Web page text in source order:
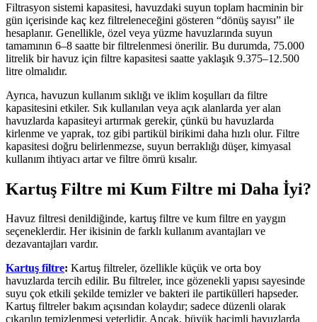
Filtrasyon sistemi kapasitesi, havuzdaki suyun toplam hacminin bir
gün içerisinde kaç kez filtreleneceğini gösteren “dönüş sayısı” ile
hesaplanır. Genellikle, özel veya yüzme havuzlarında suyun
tamamının 6–8 saatte bir filtrelenmesi önerilir. Bu durumda, 75.000
litrelik bir havuz için filtre kapasitesi saatte yaklaşık 9.375–12.500
litre olmalıdır.
Ayrıca, havuzun kullanım sıklığı ve iklim koşulları da filtre
kapasitesini etkiler. Sık kullanılan veya açık alanlarda yer alan
havuzlarda kapasiteyi artırmak gerekir, çünkü bu havuzlarda
kirlenme ve yaprak, toz gibi partikül birikimi daha hızlı olur. Filtre
kapasitesi doğru belirlenmezse, suyun berraklığı düşer, kimyasal
kullanım ihtiyacı artar ve filtre ömrü kısalır.
Kartuş Filtre mi Kum Filtre mi Daha İyi?
Havuz filtresi denildiğinde, kartuş filtre ve kum filtre en yaygın
seçeneklerdir. Her ikisinin de farklı kullanım avantajları ve
dezavantajları vardır.
Kartuş filtre: Kartuş filtreler, özellikle küçük ve orta boy
havuzlarda tercih edilir. Bu filtreler, ince gözenekli yapısı sayesinde
suyu çok etkili şekilde temizler ve bakteri ile partikülleri hapseder.
Kartuş filtreler bakım açısından kolaydır; sadece düzenli olarak
çıkarılıp temizlenmesi yeterlidir. Ancak, büyük hacimli havuzlarda